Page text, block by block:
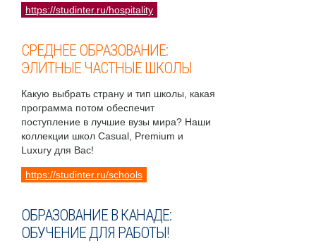
https://studinter.ru/hospitality
СРЕДНЕЕ ОБРАЗОВАНИЕ:
ЭЛИТНЫЕ ЧАСТНЫЕ ШКОЛЫ
Какую выбрать страну и тип школы, какая
программа потом обеспечит
поступление в лучшие вузы мира? Наши
коллекции школ Casual, Premium и
Luxury для Вас!
https://studinter.ru/schools
ОБРАЗОВАНИЕ В КАНАДЕ:
ОБУЧЕНИЕ ДЛЯ РАБОТЫ!